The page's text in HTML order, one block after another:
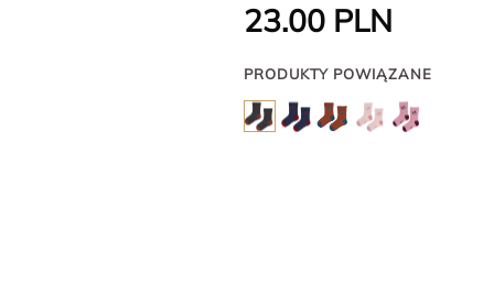
23.00 PLN
PRODUKTY POWIĄZANE